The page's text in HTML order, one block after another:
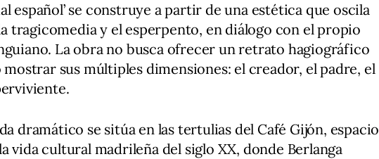
español’ se construye a partir de una estética que oscila
tragicomedia y el esperpento, en diálogo con el propio
La obra no busca ofrecer un retrato hagiográfico
mostrar sus múltiples dimensiones: el creador, el padre, el
dramático se sitúa en las tertulias del Café Gijón, espacio
vida cultural madrileña del siglo XX, donde Berlanga